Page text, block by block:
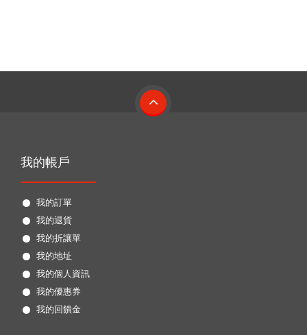
我的帳戶
我的訂單
我的退貨
我的折讓單
我的地址
我的個人資訊
我的優惠券
我的回饋金